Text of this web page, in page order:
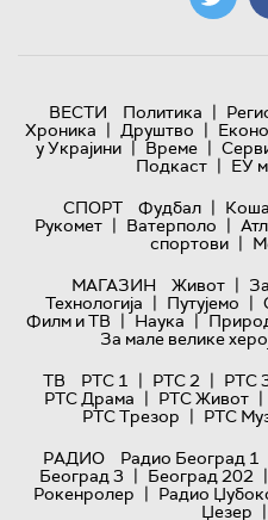
ВЕСТИ Политика |
Хроника | Друштво |
у Украјини | Време |
Подкаст | ЕУ
СПОРТ
Фудбал |
Рукомет | Ватерполо |
спортови |
МАГАЗИН
Живот |
Технологијa | Путујемо |
Филм и ТВ | Наука |
За мале велике
ТВ
РТС 1 | РТС 2 | РТС
РТС Драма | РТС Живот |
РТС Трезор | РТС
РАДИО
Радио Београд 1
Београд 3 | Београд 202 |
Рокенролер | Радио
Џезер |